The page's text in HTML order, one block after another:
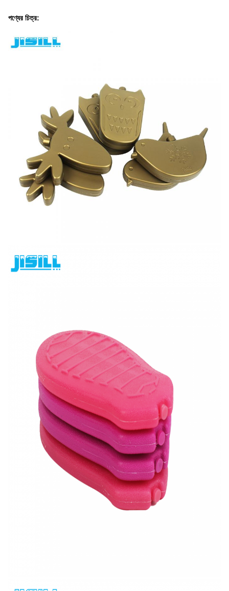
পণ্যের চিত্র: